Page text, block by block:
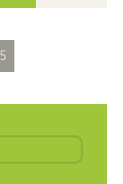
5